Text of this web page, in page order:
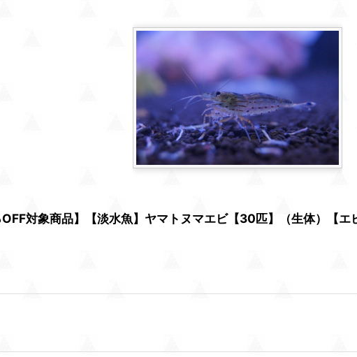
対象商品】【淡水魚】ヤマトヌマエビ【30匹】（生体）【エ